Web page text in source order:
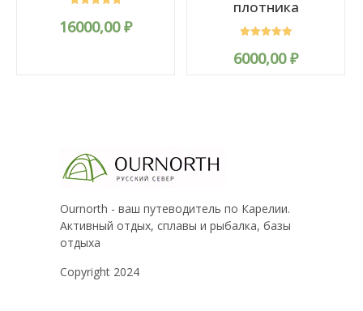
5.00
out of 5
16000,00₽
плотника
5.00
out of 5
6000,00₽
Ournorth - ваш путеводитель по Карелии.
Активный отдых, сплавы и рыбалка, базы
отдыха
Copyright 2024